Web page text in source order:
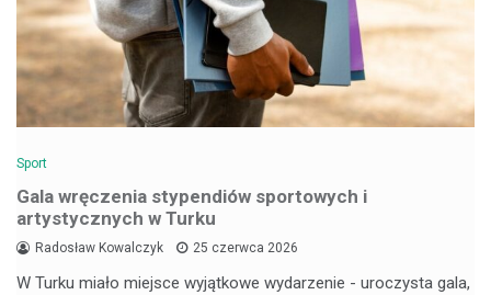
Sport
Gala wręczenia stypendiów sportowych i
artystycznych w Turku
Radosław Kowalczyk 25 czerwca 2026
W Turku miało miejsce wyjątkowe wydarzenie - uroczysta gala,